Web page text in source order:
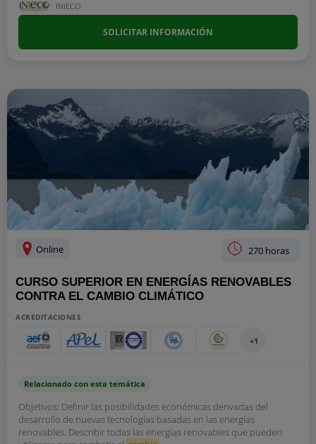
INIECO
SOLICITAR INFORMACIÓN
Online 270 horas
CURSO SUPERIOR EN ENERGÍAS RENOVABLES
CONTRA EL CAMBIO CLIMÁTICO
ACREDITACIONES
+1
Relacionado con esta temática
Objetivos: Definir las posibilidades económicas derivadas del
desarrollo de nuevas tecnologías basadas en las energías
renovables. Describir todas las energías renovables que pueden